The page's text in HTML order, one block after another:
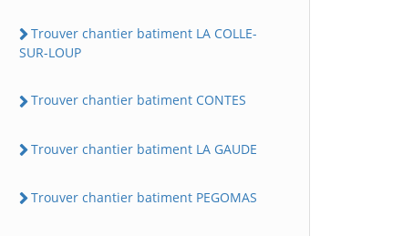
Trouver chantier batiment LA COLLE-
SUR-LOUP
Trouver chantier batiment CONTES
Trouver chantier batiment LA GAUDE
Trouver chantier batiment PEGOMAS